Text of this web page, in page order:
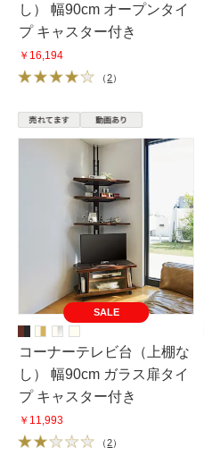
し） 幅90cm オープンタイ
プ キャスター付き
￥16,194
（2）
SALE
コーナーテレビ台（上棚な
し） 幅90cm ガラス扉タイ
プ キャスター付き
￥11,993
（2）